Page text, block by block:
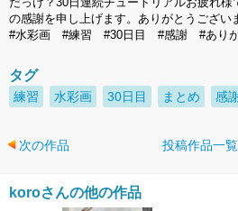
の感謝を申し上げます。ありがとうござい
#水彩画 #練習 #30日目 #感謝 #あり
タグ
練習 水彩画 30日目 まとめ 感
次の作品 投稿作品一覧
koroさんの他の作品